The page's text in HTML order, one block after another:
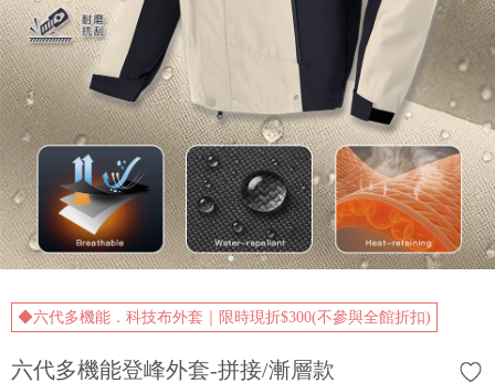
◆六代多機能．科技布外套｜限時現折$300(不參與全館折扣)
六代多機能登峰外套-拼接/漸層款